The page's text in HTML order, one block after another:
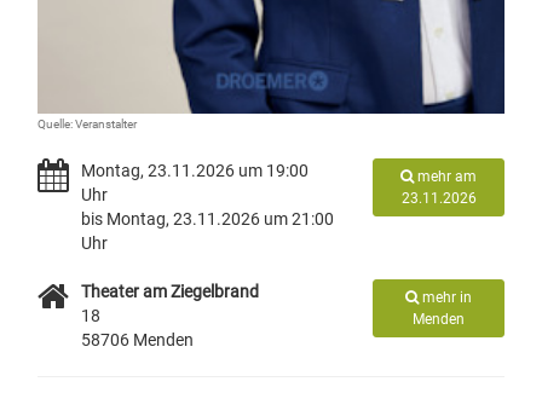
Quelle: Veranstalter
Montag, 23.11.2026 um 19:00
Uhr
bis Montag, 23.11.2026 um 21:00
Uhr
mehr am
23.11.2026
Theater am Ziegelbrand
18
58706 Menden
mehr in
Menden